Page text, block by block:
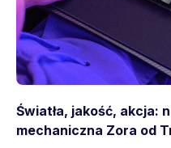
Światła, jakość, akcja:
mechaniczna Zora od